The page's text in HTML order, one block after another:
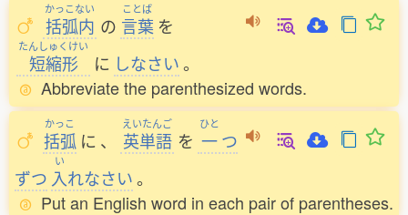
かっこない
括弧内 の
ことば
言葉 を
たんしゅくけい
短縮形 に しなさい。
Abbreviate the parenthesized words.
かっこ
括弧 に 、
えいたんご
英単語 を
ひと
一つ
ずつ
い
入れなさい。
Put an English word in each pair of parentheses.